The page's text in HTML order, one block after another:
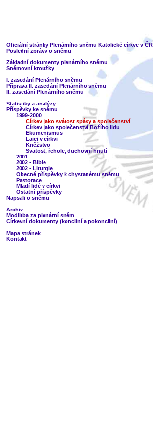
Oficiální stránky Plenárního sněmu Katolické církve v ČR
Poslední zprávy o sněmu
Základní dokumenty plenárního sněmu
Sněmovní kroužky
I. zasedání Plenárního sněmu
Příprava II. zasedání Plenárního sněmu
II. zasedání Plenárního sněmu
Statistiky a analýzy
Příspěvky ke sněmu
1999-2000
Církev jako svátost spásy a společenství
Církev jako společenství Božího lidu
Ekumenismus
Laici v církvi
Kněžstvo
Svatost, řehole, duchovní hnutí
2001
2002 - Bible
2002 - Liturgie
Obecné příspěvky k chystanému sněmu
Pastorace
Mladí lidé v církvi
Ostatní příspěvky
Napsali o sněmu
Archiv
Modlitba za plenární sněm
Církevní dokumenty (koncilní a pokoncilní)
Mapa stránek
Kontakt